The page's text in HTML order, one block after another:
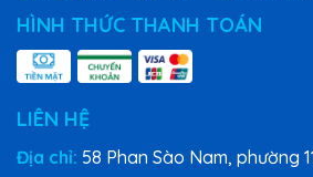
HÌNH THỨC THANH TOÁN
LIÊN HỆ
Địa chỉ: 58 Phan Sào Nam, phường